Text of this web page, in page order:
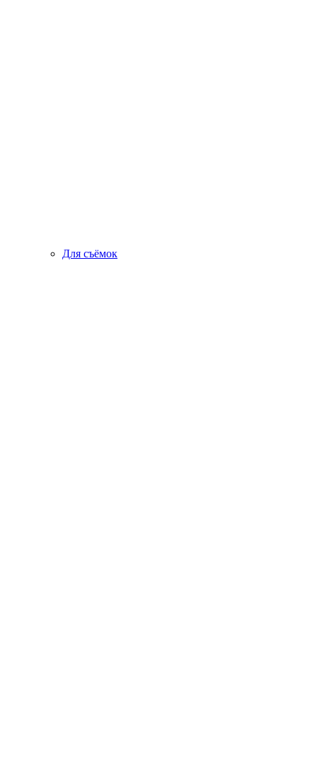
Для съёмок